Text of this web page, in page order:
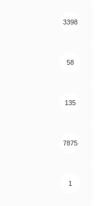
3398
58
135
7875
1